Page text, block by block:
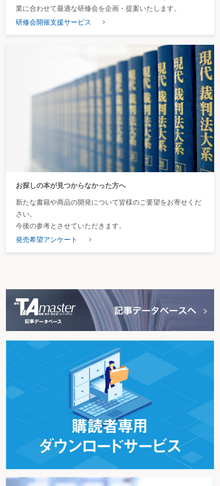
業に合わせて最適な研修会を企画・提案いたします。
研修会開催支援サービス
お探しの本が見つからなかった方へ
新たな書籍や商品の開発について皆様のご要望をお寄せくだ
さい。
今後の参考とさせていただきます。
発売希望アンケート